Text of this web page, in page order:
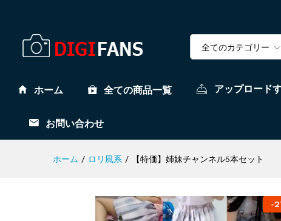
全てのカテゴリー
ホーム 全ての商品一覧 アップロード
お問い合わせ
ホーム / ロリ風系 / 【特価】姉妹チャンネル5本セット
-